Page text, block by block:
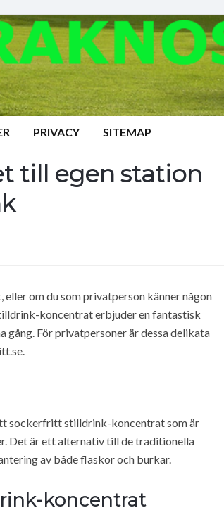
PRIVACY SITEMAP
till egen station
om du som privatperson känner någon
koncentrat erbjuder en fantastisk
gång. För privatpersoner är dessa delikata
sockerfritt stilldrink-koncentrat som är
Det är ett alternativ till de traditionella
av både flaskor och burkar.
koncentrat